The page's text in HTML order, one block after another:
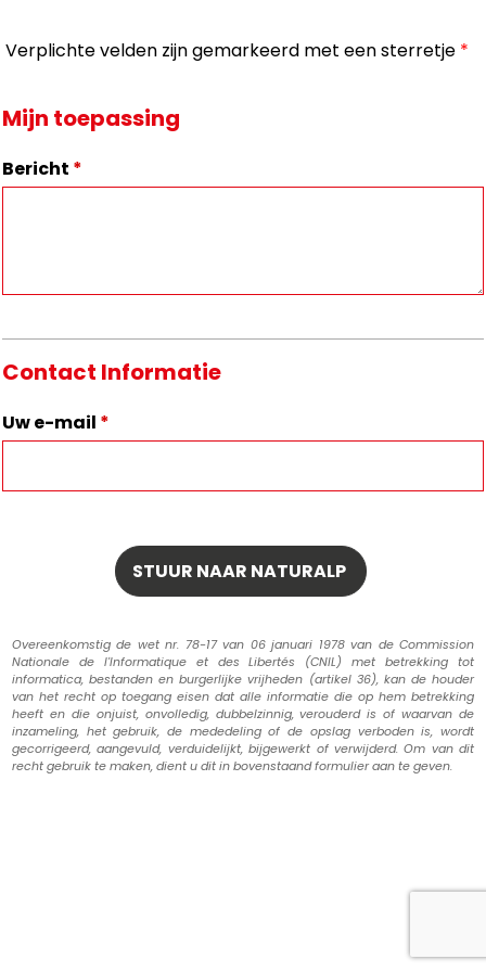
Verplichte velden zijn gemarkeerd met een sterretje *
Mijn toepassing
Bericht *
Contact Informatie
Uw e-mail *
Overeenkomstig de wet nr. 78-17 van 06 januari 1978 van de Commission
Nationale de l'Informatique et des Libertés (CNIL) met betrekking tot
informatica, bestanden en burgerlijke vrijheden (artikel 36), kan de houder
van het recht op toegang eisen dat alle informatie die op hem betrekking
heeft en die onjuist, onvolledig, dubbelzinnig, verouderd is of waarvan de
inzameling, het gebruik, de mededeling of de opslag verboden is, wordt
gecorrigeerd, aangevuld, verduidelijkt, bijgewerkt of verwijderd. Om van dit
recht gebruik te maken, dient u dit in bovenstaand formulier aan te geven.